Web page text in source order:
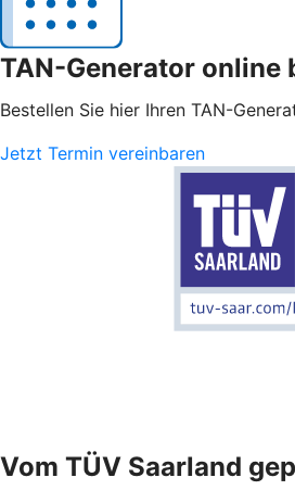
TAN-Generator online
Bestellen Sie hier Ihren TAN-
Jetzt Termin vereinbaren
Vom TÜV Saarland